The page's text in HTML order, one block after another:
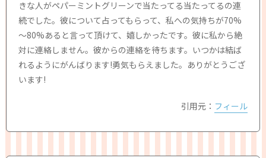
きな人がペパーミントグリーンで当たってる当たってるの連
続でした。彼について占ってもらって、私への気持ちが70%
～80%あると言って頂けて、嬉しかったです。彼に私から絶
対に連絡しません。彼からの連絡を待ちます。いつかは結ば
れるようにがんばります!勇気もらえました。ありがとうござ
います!
引用元： フィール